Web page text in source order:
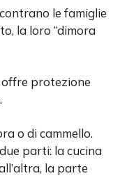
le famiglie
la loro “dimora
offre protezione
o di cammello.
parti: la cucina
la parte